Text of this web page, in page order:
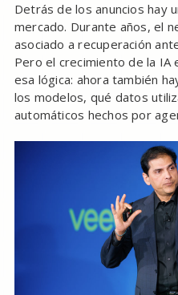
Detrás de los anuncios hay
mercado. Durante años, el
asociado a recuperación
Pero el crecimiento de la
esa lógica: ahora también
los modelos, qué datos
automáticos hechos por